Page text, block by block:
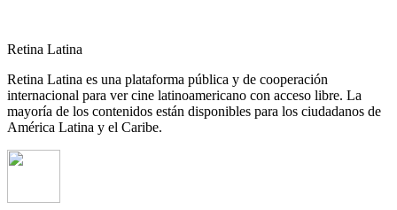
Retina Latina
Retina Latina es una plataforma pública y de cooperación
internacional para ver cine latinoamericano con acceso libre. La
mayoría de los contenidos están disponibles para los ciudadanos de
América Latina y el Caribe.